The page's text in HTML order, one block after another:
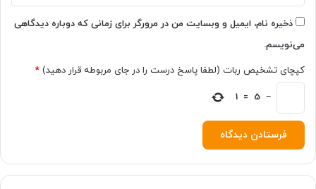
ک
ا
ر
د
ا
ق
ی
ن‌
ل
م
ل
ذخیره نام، ایمیل و وبسایت من در مرورگر برای زمانی که دوباره دیدگاهی
می‌نویسم.
کپچای تشخیص ربات (لطفا پاسخ درست را در جای مربوطه قرار دهید) *
−
5
=
1